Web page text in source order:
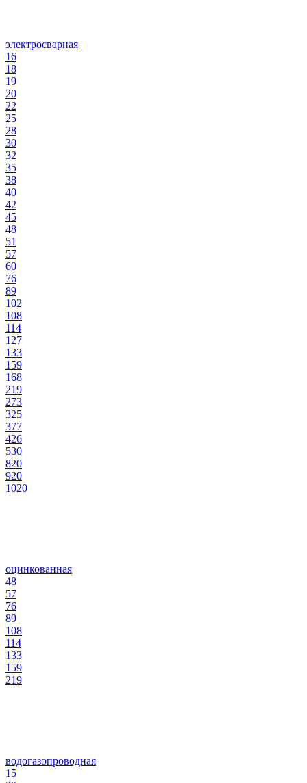
электросварная
16
18
19
20
22
25
28
30
32
35
38
40
42
45
48
51
57
60
76
89
102
108
114
127
133
159
168
219
273
325
377
426
530
820
920
1020
оцинкованная
48
57
76
89
108
114
133
159
219
водогазопроводная
15